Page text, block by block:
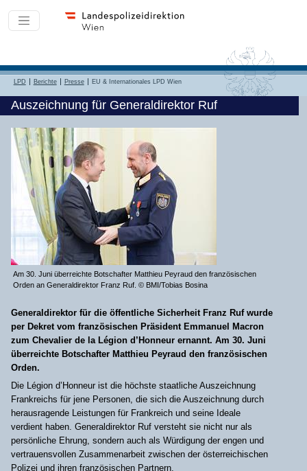
LPD Berichte Presse EU & Internationales LPD Wien
Auszeichnung für Generaldirektor Ruf
Am 30. Juni überreichte Botschafter Matthieu Peyraud den französischen
Orden an Generaldirektor Franz Ruf. © BMI/Tobias Bosina
Generaldirektor für die öffentliche Sicherheit Franz Ruf wurde
per Dekret vom französischen Präsident Emmanuel Macron
zum Chevalier de la Légion d’Honneur ernannt. Am 30. Juni
überreichte Botschafter Matthieu Peyraud den französischen
Orden.
Die Légion d’Honneur ist die höchste staatliche Auszeichnung
Frankreichs für jene Personen, die sich die Auszeichnung durch
herausragende Leistungen für Frankreich und seine Ideale
verdient haben. Generaldirektor Ruf versteht sie nicht nur als
persönliche Ehrung, sondern auch als Würdigung der engen und
vertrauensvollen Zusammenarbeit zwischen der österreichischen
Polizei und ihren französischen Partnern.